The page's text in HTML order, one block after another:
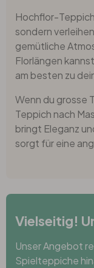
Hochflor-
sondern
gemütliche
Florlängen
am besten zu
Wenn du grosse
Teppich nach
bringt Eleganz
sorgt für eine
Vielseitig!
Unser Angebot
Spielteppiche